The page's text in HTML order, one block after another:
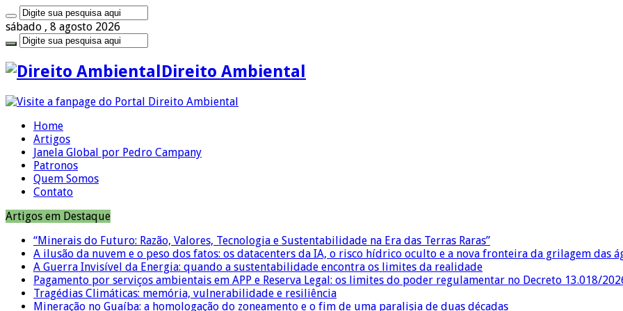
sábado , 8 agosto 2026
Direito Ambiental
Home
Artigos
Janela Global por Pedro Campany
Patronos
Quem Somos
Contato
Artigos em Destaque
“Minerais do Futuro: Razão, Valores, Tecnologia e Sustentabilidade na Era das Terras Raras”
A ilusão da nuvem e o peso dos fatos: os datacenters da IA, o risco hídrico oculto e a nova fronteira da grilagem das
A Guerra Invisível da Energia: quando a sustentabilidade encontra os limites da realidade
Pagamento por serviços ambientais em APP e Reserva Legal: os limites do poder regulamentar no Decreto 13.018/
Tragédias Climáticas: memória, vulnerabilidade e resiliência
Mineração no Guaíba: a homologação do zoneamento e o fim de uma paralisia de duas décadas